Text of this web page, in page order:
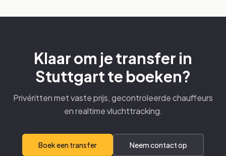
Klaar om je transfer in
Stuttgart te boeken?
Privéritten met vaste prijs, gecontroleerde chauffeurs
en realtime vluchttracking.
Boek een transfer Neem contact op